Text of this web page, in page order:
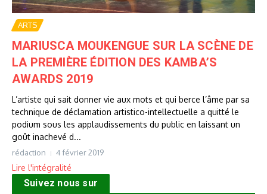
ARTS
MARIUSCA MOUKENGUE SUR LA SCÈNE DE
LA PREMIÈRE ÉDITION DES KAMBA’S
AWARDS 2019
L’artiste qui sait donner vie aux mots et qui berce l’âme par sa
technique de déclamation artistico-intellectuelle a quitté le
podium sous les applaudissements du public en laissant un
goût inachevé d...
rédaction 4 février 2019
Lire l'intégralité
Suivez nous sur